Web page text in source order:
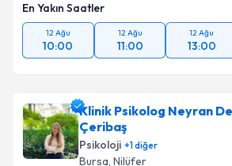
En Yakın Saatler
12 Ağu
10:00
12 Ağu
11:00
12 Ağu
13:00
Klinik Psikolog Neyran
Çeribaş
Psikoloji +1diğer
Bursa, Nilüfer